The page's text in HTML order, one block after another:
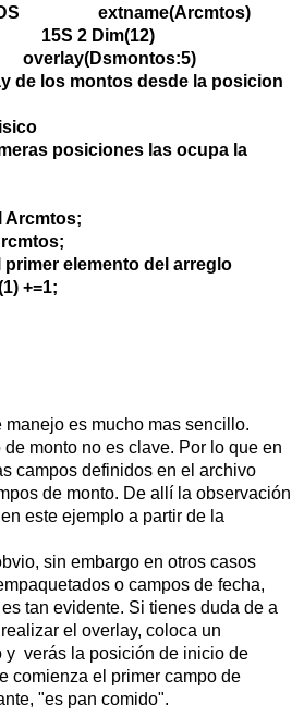
extname(Arcmtos)
2 Dim(12)
de los montos desde la posicion
posiciones las ocupa la
elemento del arreglo
es mucho mas sencillo.
monto no es clave. Por lo que en
campos definidos en el archivo
de monto. De allí la observación
este ejemplo a partir de la
sin embargo en otros casos
o campos de fecha,
tan evidente. Si tienes duda de a
el overlay, coloca un
y verás la posición de inicio de
comienza el primer campo de
"es pan comido".